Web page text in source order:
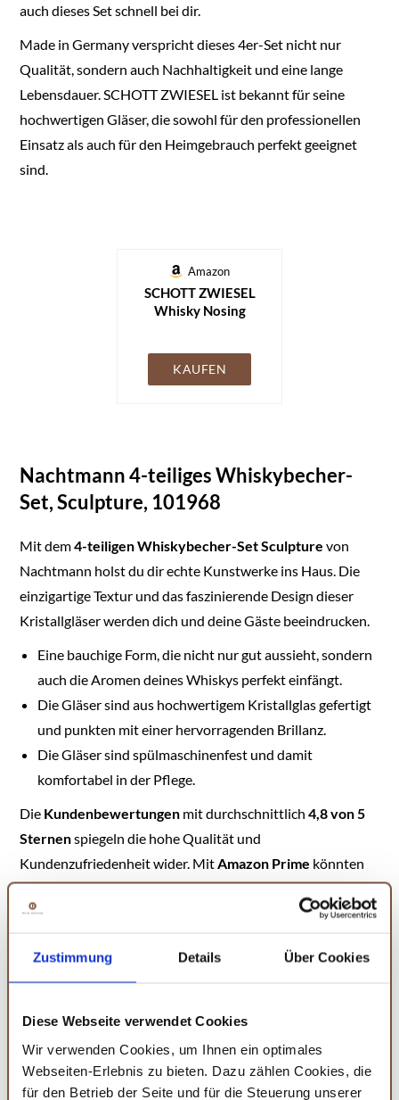
Zustimmung Details Über Cookies
Diese Webseite verwendet Cookies
Wir verwenden Cookies, um Ihnen ein optimales
Webseiten-Erlebnis zu bieten. Dazu zählen Cookies, die
für den Betrieb der Seite und für die Steuerung unserer
auch dieses Set schnell bei dir.
Made in Germany verspricht dieses 4er-Set nicht nur
Qualität, sondern auch Nachhaltigkeit und eine lange
Lebensdauer. SCHOTT ZWIESEL ist bekannt für seine
hochwertigen Gläser, die sowohl für den professionellen
Einsatz als auch für den Heimgebrauch perfekt geeignet
sind.
Amazon
SCHOTT ZWIESEL
Whisky Nosing
Nosing Gläser für
Whisky,
KAUFEN
Nachtmann 4-teiliges Whiskybecher-
Set, Sculpture, 101968
Mit dem4-teiligen Whiskybecher-Set Sculpture von
Nachtmann holst du dir echte Kunstwerke ins Haus. Die
einzigartige Textur und das faszinierende Design dieser
Kristallgläser werden dich und deine Gäste beeindrucken.
Eine bauchige Form, die nicht nur gut aussieht, sondern
auch die Aromen deines Whiskys perfekt einfängt.
Die Gläser sind aus hochwertigem Kristallglas gefertigt
und punkten mit einer hervorragenden Brillanz.
Die Gläser sind spülmaschinenfest und damit
komfortabel in der Pflege.
Die Kundenbewertungen mit durchschnittlich4,8 von 5
Sternenspiegeln die hohe Qualität und
Kundenzufriedenheit wider. Mit Amazon Prime könnten
diese Kunstwerke bald deinen Whisky-Genuss bereichern.
Die Skulptur-Serie von Nachtmann ist bekannt für ihre
außergewöhnliche Ästhetik und Qualität, die jedes
Können, die Nachtmann in jedes seiner Produkte
einfließen lässt.